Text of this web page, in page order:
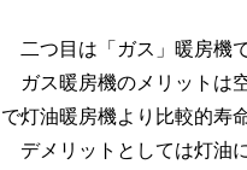
二つ目は「ガス」暖房機で
ガス暖房機のメリットは
で灯油暖房機より比較的寿
デメリットとしては灯油